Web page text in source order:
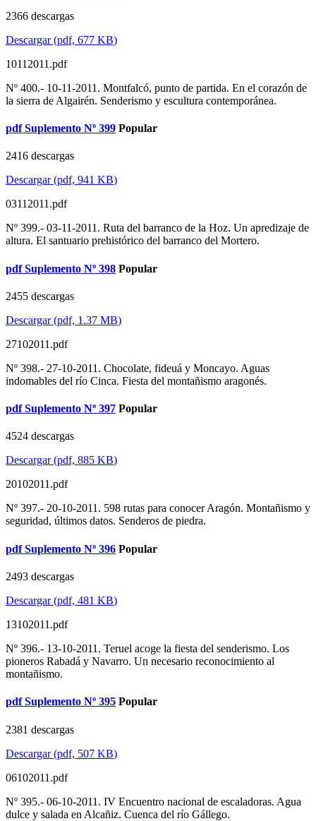
2366 descargas
Descargar(pdf, 677 KB)
10112011.pdf
Nº 400.- 10-11-2011. Montfalcó, punto de partida. En el corazón de
la sierra de Algairén. Senderismo y escultura contemporánea.
pdf Suplemento Nº 399 Popular
2416 descargas
Descargar(pdf, 941 KB)
03112011.pdf
Nº 399.- 03-11-2011. Ruta del barranco de la Hoz. Un apredizaje de
altura. El santuario prehistórico del barranco del Mortero.
pdf Suplemento Nº 398 Popular
2455 descargas
Descargar(pdf, 1.37 MB)
27102011.pdf
Nº 398.- 27-10-2011. Chocolate, fideuá y Moncayo. Aguas
indomables del río Cinca. Fiesta del montañismo aragonés.
pdf Suplemento Nº 397 Popular
4524 descargas
Descargar(pdf, 885 KB)
20102011.pdf
Nº 397.- 20-10-2011. 598 rutas para conocer Aragón. Montañismo y
seguridad, últimos datos. Senderos de piedra.
pdf Suplemento Nº 396 Popular
2493 descargas
Descargar(pdf, 481 KB)
13102011.pdf
Nº 396.- 13-10-2011. Teruel acoge la fiesta del senderismo. Los
pioneros Rabadá y Navarro. Un necesario reconocimiento al
montañismo.
pdf Suplemento Nº 395 Popular
2381 descargas
Descargar(pdf, 507 KB)
06102011.pdf
Nº 395.- 06-10-2011. IV Encuentro nacional de escaladoras. Agua
dulce y salada en Alcañiz. Cuenca del río Gállego.